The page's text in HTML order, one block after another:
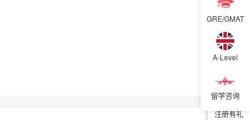
注册有礼
GRE/GMAT
A-Level
留学咨询